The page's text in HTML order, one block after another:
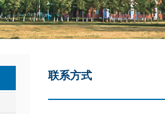
联系方式